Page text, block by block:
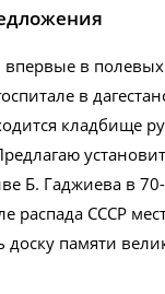
в
в
кладбище
Б. Гаджиева в
распада СССР
доску памяти